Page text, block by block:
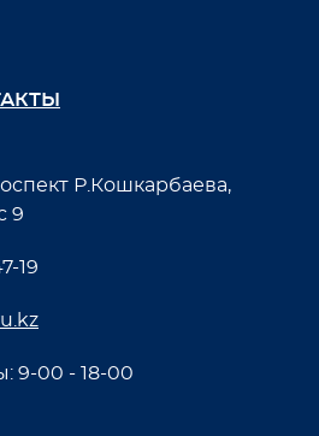
Р.Кошкарбаева,
9
19
9-00 - 18-00